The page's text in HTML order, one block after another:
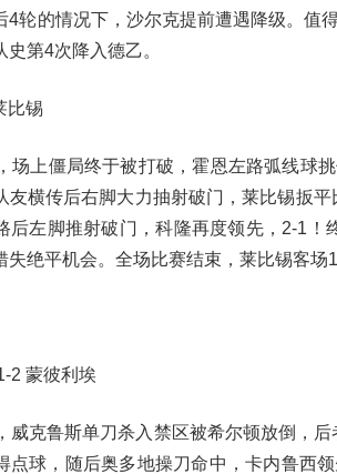
4轮的情况下，沙尔克提前遭遇降级。值
史第4次降入德乙。
比锡
场上僵局终于被打破，霍恩左路弧线球
友横传后右脚大力抽射破门，莱比锡扳
后左脚推射破门，科隆再度领先，2-1
失绝平机会。全场比赛结束，莱比锡客场
2 蒙彼利埃
威克鲁斯单刀杀入禁区被希尔顿放倒，
点球，随后奥多地操刀命中，卡内鲁西